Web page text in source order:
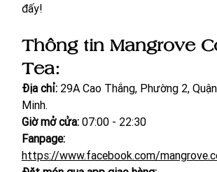
đấy!
Thông tin Mangrove
Tea:
Địa chỉ: 29A Cao Thắng, Phường 2,
Minh.
Giờ mở cửa: 07:00 - 22:30
Fanpage:
https://www.facebook.com/